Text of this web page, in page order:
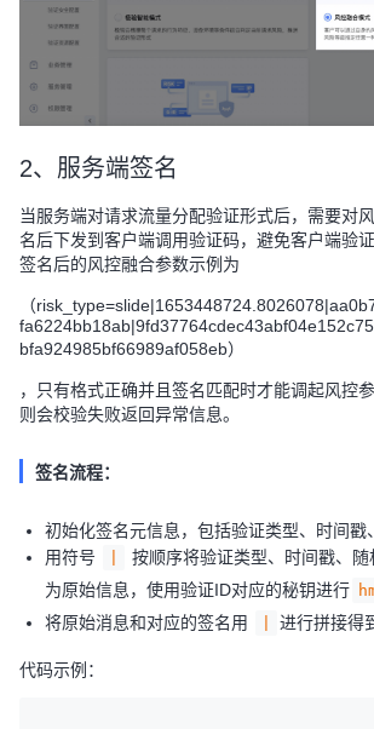
2、服务端签名
当服务端对请求流量分配验证形式后，需要对
名后下发到客户端调用验证码，避免客户端验
签名后的风控融合参数示例为
（
bfa924985bf66989af058eb）
，只有格式正确并且签名匹配时才能调起风控
则会校验失败返回异常信息。
签名流程：
初始化签名元信息，包括验证类型、时间戳
用符号
按顺序将验证类型、时间戳、
为原始信息，使用验证ID对应的秘钥进行
将原始消息和对应的签名用
进行拼接得
代码示例：